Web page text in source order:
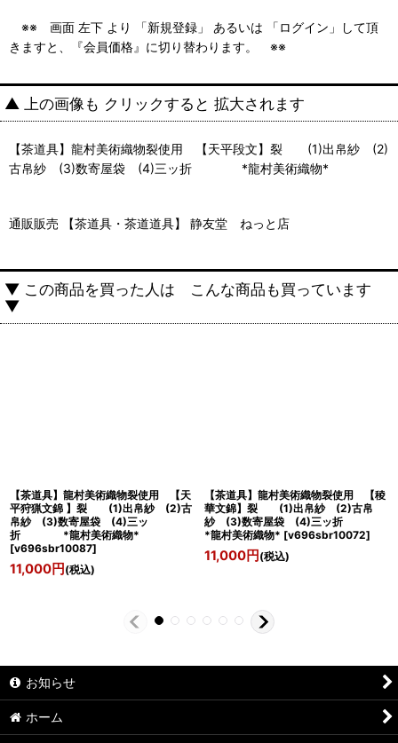
※※ 画面 左下 より 「新規登録」 あるいは 「ログイン」して頂
きますと、『会員価格』に切り替わります。 ※※
▲ 上の画像も クリックすると 拡大されます
【茶道具】龍村美術織物裂使用 【天平段文】裂 (1)出帛紗 (2)
古帛紗 (3)数寄屋袋 (4)三ッ折 *龍村美術織物*
通販販売 【茶道具・茶道道具】 静友堂 ねっと店
▼ この商品を買った人は こんな商品も買っています
▼
【茶道具】龍村美術織物裂使用 【天
平狩猟文錦 】裂 (1)出帛紗 (2)古
帛紗 (3)数寄屋袋 (4)三ッ
折 *龍村美術織物*
[v696sbr10087]
11,000円 (税込)
【茶道具】龍村美術織物裂使用 【稜
華文錦】裂 (1)出帛紗 (2)古帛
紗 (3)数寄屋袋 (4)三ッ折
*龍村美術織物* [v696sbr10072]
11,000円 (税込)
お知らせ
ホーム